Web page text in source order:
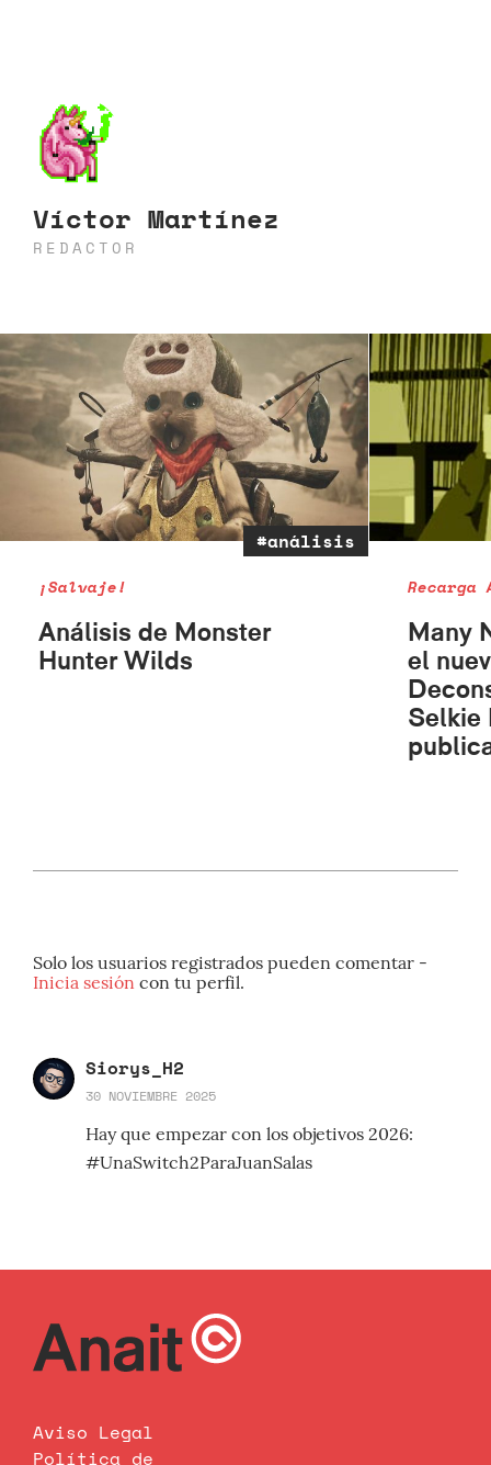
Víctor Martínez
REDACTOR
#análisis
¡Salvaje!
Análisis de Monster
Hunter Wilds
Recarga
Many
el
Selkie
Solo los usuarios registrados pueden comentar -
Inicia sesión con tu perfil.
Siorys_H2
30 NOVIEMBRE 2025
Hay que empezar con los objetivos 2026:
#UnaSwitch2ParaJuanSalas
Aviso Legal
Política de